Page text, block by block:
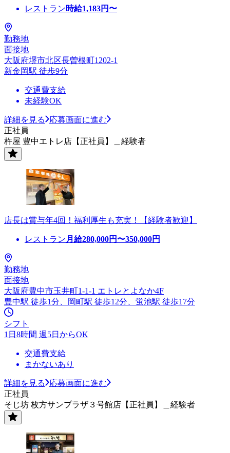
レストラン時給1,183円〜
勤務地
面接地
大阪府堺市北区長曽根町1202-1
新金岡駅 徒歩9分
交通費支給
未経験OK
詳細を見る
応募画面に進む
正社員
杵屋 豊中エトレ店【正社員】＿経験者
店長は賞与年4回！福利厚生も充実！【経験者歓迎】
レストラン 月給280,000円〜350,000円
勤務地
面接地
大阪府豊中市玉井町1-1-1 エトレとよなか4F
豊中駅 徒歩1分、岡町駅 徒歩12分、蛍池駅 徒歩17分
シフト
1日8時間 週5日からOK
交通費支給
まかないあり
詳細を見る
応募画面に進む
正社員
そじ坊 枚方サンプラザ３号館店【正社員】＿経験者